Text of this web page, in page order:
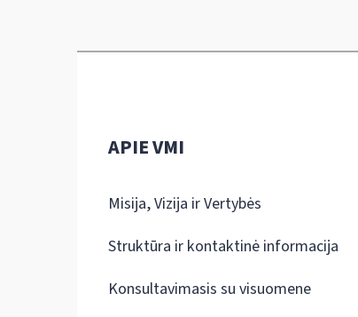
APIE VMI
Misija, Vizija ir Vertybės
Struktūra ir kontaktinė informacija
Konsultavimasis su visuomene